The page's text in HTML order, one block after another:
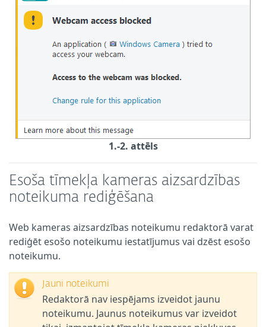
1.-2. attēls
Esoša tīmekļa kameras aizsardzības
noteikuma rediģēšana
Web kameras aizsardzības noteikumu redaktorā varat
rediģēt esošo noteikumu iestatījumus vai dzēst esošo
noteikumu.
Jauni noteikumi
Redaktorā nav iespējams izveidot jaunu
noteikumu. Jaunus noteikumus var izveidot